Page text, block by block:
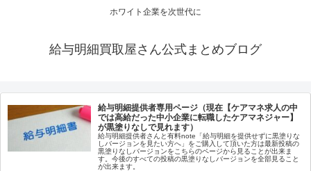
ホワイト企業を次世代に
給与明細買取屋さん公式まとめブログ
給与明細提供者専用ページ（現在【ケアマネ求人の中
では高給だった中小企業に転職したケアマネジャー】
が黒塗りなしで見れます）
給与明細提供者さんと有料note「給与明細を提供せずに黒塗りな
しバージョンを見たい方へ」をご購入して頂いた方は最新投稿の
黒塗りなしバージョンをこちらのページから見ることが出来ま
す。今後のすべての投稿の黒塗りなしバージョンを全部見ること
が出来ます。